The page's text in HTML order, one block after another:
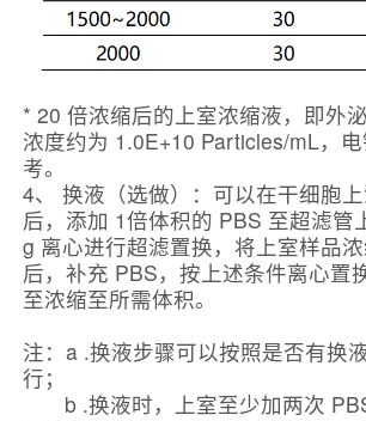
* 20 倍浓缩后的上室浓缩液，即外
浓度约为 1.0E+10 Particles/mL，
考。
4、 换液（选做）：可以在干细胞
后，添加 1倍体积的 PBS 至超滤管
g 离心进行超滤置换，将上室样品
后，补充 PBS，按上述条件离心置
至浓缩至所需体积。
注：a .换液步骤可以按照是否有换
行；
b .换液时，上室至少加两次